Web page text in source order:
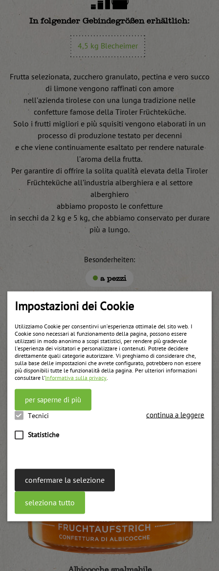
Impostazioni dei Cookie
Utilizziamo Cookie per consentirvi un’esperienza ottimale del sito web. I
Cookie sono necessari al funzionamento della pagina, possono essere
utilizzati in modo anonimo a scopi statistici, per rendere più gradevole
l’esperienza dei visitatori e personalizzare i contenuti. Potrete decidere
direttamente quali categorie autorizzare. Vi preghiamo di considerare che,
sulla base delle impostazioni che avrete configurato, potrebbero non essere
più disponibili tutte le funzionalità della pagina. Per ulteriori informazioni
consultare l’Informativa sulla privacy
per saperne di più
Tecnici
Statistiche
continua a leggere
confermare la selezione
seleziona tutto
In folgender Gebindegrößen erhältlich:
4,5 kg Blecheimer
Frutta selezionata, zucchero granulato, pectina e vero succo
di limone vengono raffinati con amore
nell’azienda tirolese con una lunga tradizione nelle
confetture famose della Tiroler Früchteküche.
Solo i frutti migliori e più squisiti vengono elaborati in un
processo di produzione testato per decenni
e che viene continuamente esaltato per rendere naturale
l’aroma della frutta.
Per garantire di offrire la solita qualità elevata della Tiroler
Früchteküche all’industria alberghiera e al settore
alberghiero
abbiamo proposto le confetture
in secchi da 2 kg e 5 kg, che abbiamo conservato per durare
più a lungo.
Besonderheiten:
a pezzi
Weitere Produkte